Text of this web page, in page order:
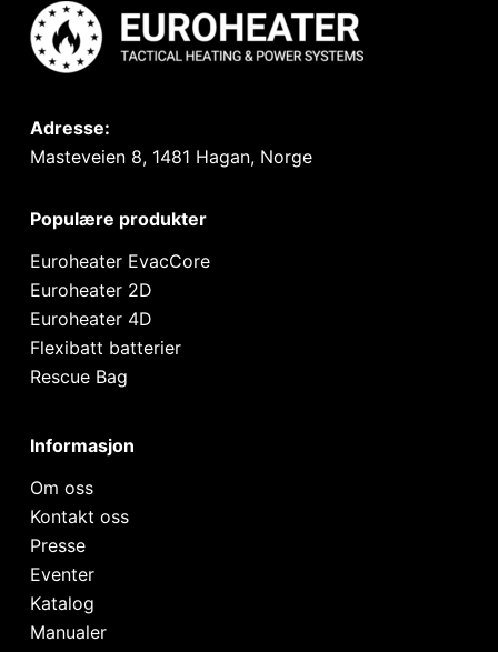
Adresse:
Masteveien 8, 1481 Hagan, Norge
Populære produkter
Euroheater EvacCore
Euroheater 2D
Euroheater 4D
Flexibatt batterier
Rescue Bag
Informasjon
Om oss
Kontakt oss
Presse
Eventer
Katalog
Manualer